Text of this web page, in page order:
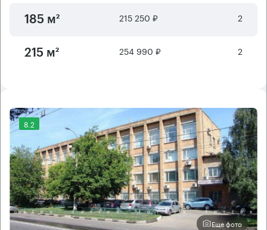
185 м² 215 250 ₽ 2
215 м² 254 990 ₽ 2
8.2
Еще фото